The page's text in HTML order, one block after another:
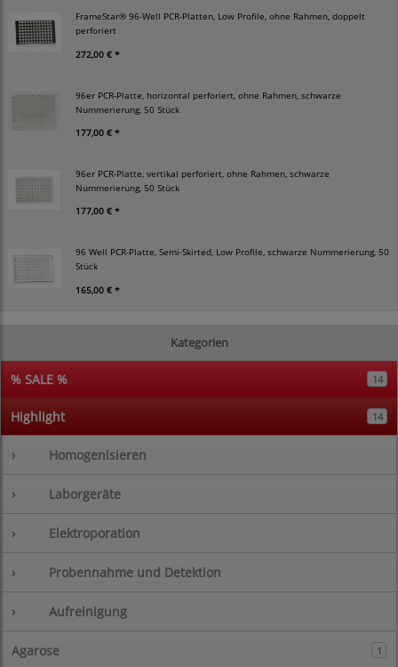
FrameStar® 96-Well PCR-Platten, Low Profile, ohne Rahmen, doppelt
perforiert
272,00 € *
96er PCR-Platte, horizontal perforiert, ohne Rahmen, schwarze
Nummerierung, 50 Stück
177,00 € *
96er PCR-Platte, vertikal perforiert, ohne Rahmen, schwarze
Nummerierung, 50 Stück
177,00 € *
96 Well PCR-Platte, Semi-Skirted, Low Profile, schwarze Nummerierung, 50
Stück
165,00 € *
Kategorien
% SALE % 14
Highlight 14
› Homogenisieren
› Laborgeräte
› Elektroporation
› Probennahme und Detektion
› Aufreinigung
Agarose 1